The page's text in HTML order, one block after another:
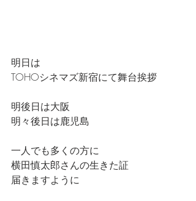
明日は
TOHOシネマズ新宿にて舞台挨拶
明後日は大阪
明々後日は鹿児島
一人でも多くの方に
横田慎太郎さんの生きた証
届きますように